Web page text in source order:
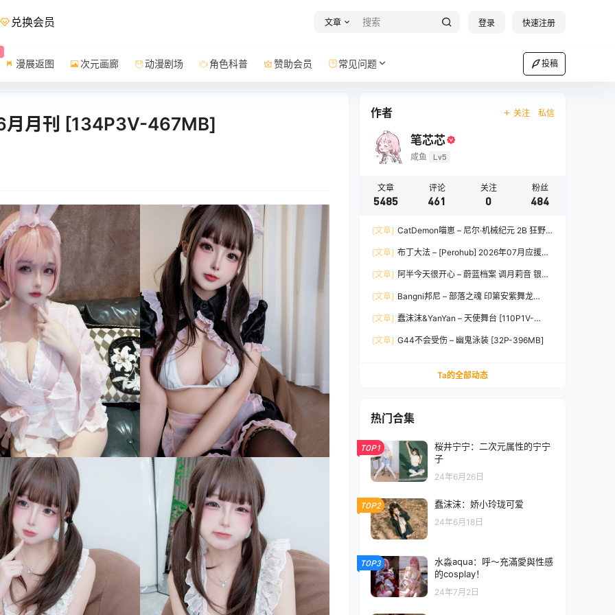
兑换会员 文章 登录 快速注册
漫展返图 次元画廊 动漫剧场 角色科普 赞助会员 常见问题 投稿
月月刊 [134P3V-467MB]
作者 关注 私信
笔芯芯
咸鱼 Lv5
文章
5485
评论
461
关注
0
粉丝
484
[文章] CatDemon喵崽 – 尼尔·机械纪元 2B 狂野
[文章] 布丁大法 – [Perohub] 2026年07月应援团
[文章] 阿半今天很开心 – 蔚蓝档案 调月莉音 银色
[文章] Bangni邦尼 – 部落之魂 印第安紫舞龙
[文章] 蠢沫沫&YanYan – 天使舞台 [110P1V-
[文章] G44不会受伤 – 幽鬼泳装 [32P-396MB]
Ta的全部动态
热门合集
TOP1
桜井宁宁：二次元属性的宁宁
子
24年6月26日
TOP2 蠢沫沫：娇小玲珑可爱
24年6月18日
TOP3
水淼aqua：呼～充滿愛與性感
的cosplay！
24年7月2日